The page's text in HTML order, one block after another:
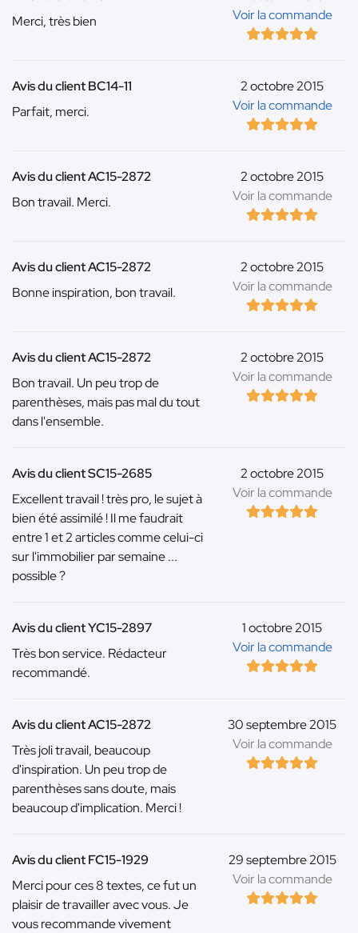
Voir la commande
Merci, très bien
2 octobre 2015
Voir la commande
Avis du client BC14-11
Parfait, merci.
2 octobre 2015
Voir la commande
Avis du client AC15-2872
Bon travail. Merci.
2 octobre 2015
Voir la commande
Avis du client AC15-2872
Bonne inspiration, bon travail.
2 octobre 2015
Voir la commande
Avis du client AC15-2872
Bon travail. Un peu trop de
parenthèses, mais pas mal du tout
dans l'ensemble.
2 octobre 2015
Voir la commande
Avis du client SC15-2685
Excellent travail ! très pro, le sujet à
bien été assimilé ! Il me faudrait
entre 1 et 2 articles comme celui-ci
sur l'immobilier par semaine ...
possible ?
1 octobre 2015
Voir la commande
Avis du client YC15-2897
Très bon service. Rédacteur
recommandé.
30 septembre 2015
Voir la commande
Avis du client AC15-2872
Très joli travail, beaucoup
d'inspiration. Un peu trop de
parenthèses sans doute, mais
beaucoup d'implication. Merci !
29 septembre 2015
Voir la commande
Avis du client FC15-1929
Merci pour ces 8 textes, ce fut un
plaisir de travailler avec vous. Je
vous recommande vivement